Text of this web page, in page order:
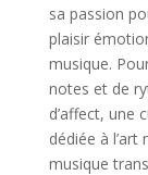
sa passion
plaisir
musique.
notes et de
d’affect, une
dédiée à
musique